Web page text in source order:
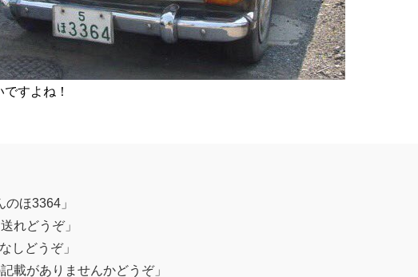
すよね！
ほ3364」
れどうぞ」
しどうぞ」
載がありませんかどうぞ」